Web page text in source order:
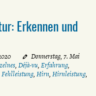
Erkennen und
Donnerstag, 7. Mai
, Déjà-vu, Erfahrung,
Fehlleistung, Hirn, Hirnleistung,